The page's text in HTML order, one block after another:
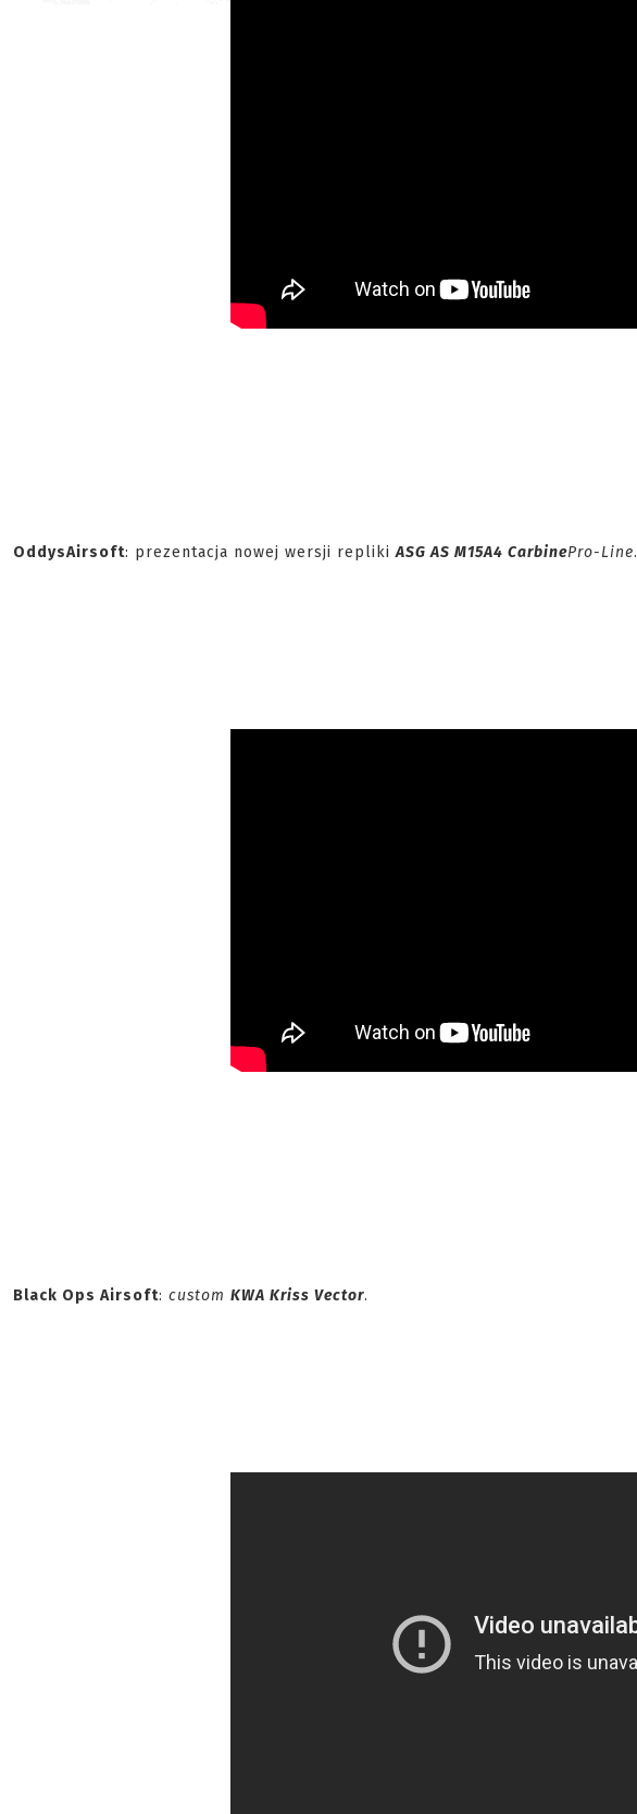
OddysAirsoft: prezentacja nowej wersji replikiASG AS M15A4 CarbinePro-Line.
Black Ops Airsoft: custom KWA Kriss Vector.